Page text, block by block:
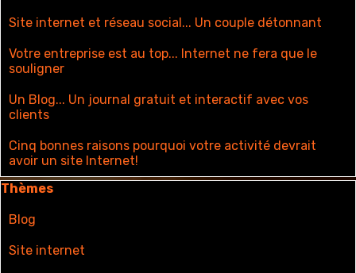
Site internet et réseau social... Un couple détonnant
Votre entreprise est au top... Internet ne fera que le
souligner
Un Blog... Un journal gratuit et interactif avec vos
clients
Cinq bonnes raisons pourquoi votre activité devrait
avoir un site Internet!
Sauter le bloc Thèmes
Thèmes
Blog
Site internet